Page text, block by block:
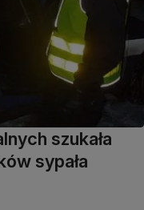
szukała
sypała